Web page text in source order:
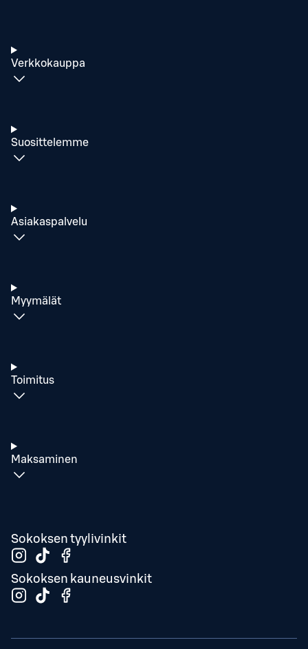
Verkkokauppa
Suosittelemme
Asiakaspalvelu
Myymälät
Toimitus
Maksaminen
Sokoksen tyylivinkit
Sokoksen kauneusvinkit